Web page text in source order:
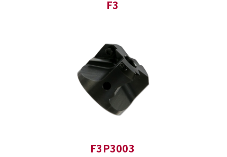
F3
F3P3003